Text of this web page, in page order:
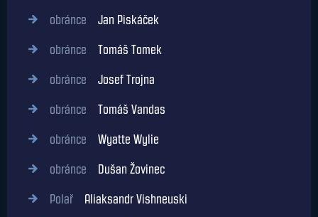
obránce Jan Piskáček
obránce Tomáš Tomek
obránce Josef Trojna
obránce Tomáš Vandas
obránce Wyatte Wylie
obránce Dušan Žovinec
Polař Aliaksandr Vishneuski